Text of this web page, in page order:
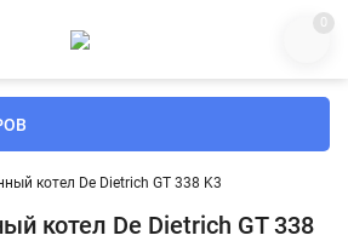
0
котел De Dietrich GT 338 K3
котел De Dietrich GT 338